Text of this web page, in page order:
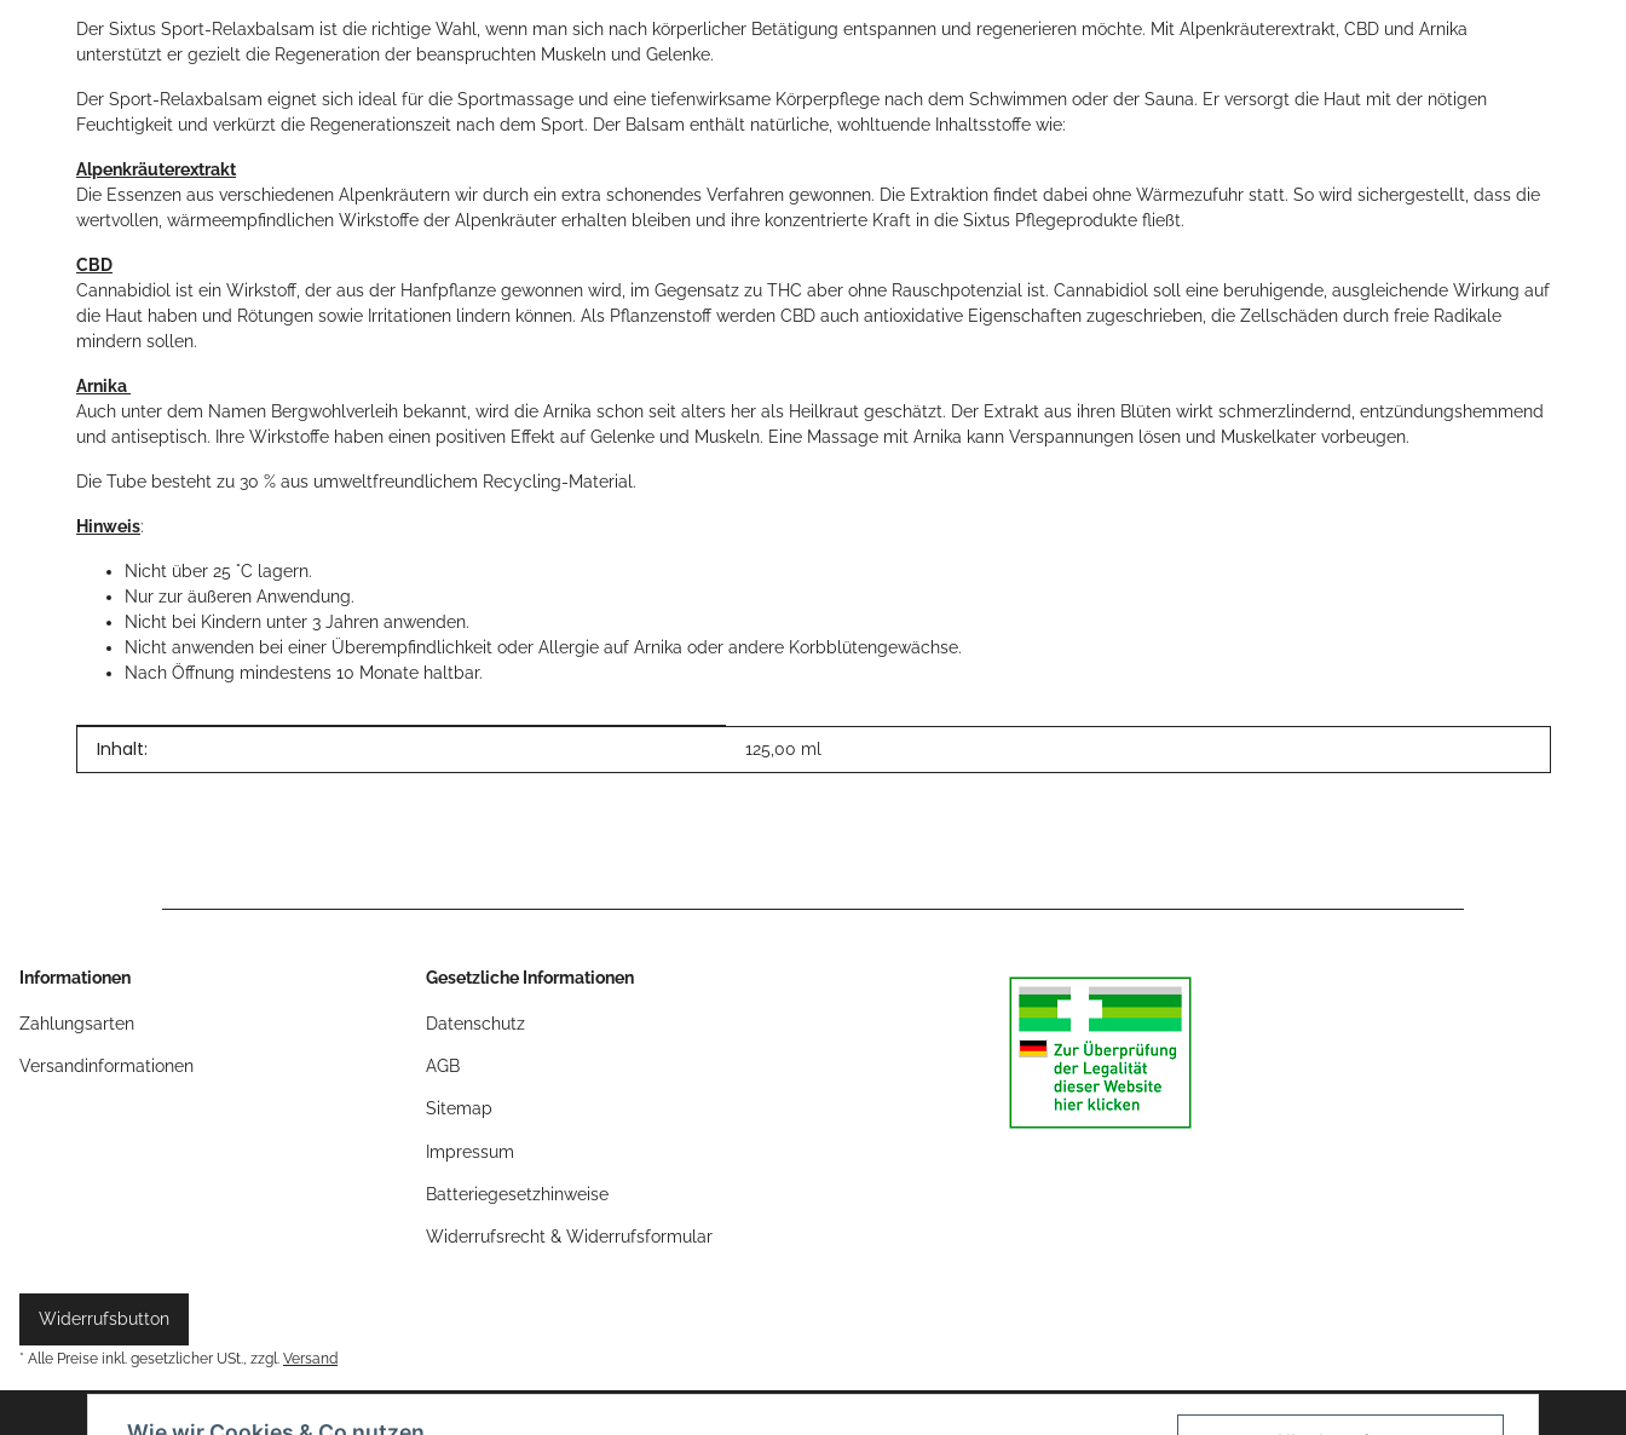
Der Sixtus Sport-Relaxbalsam ist die richtige Wahl, wenn man sich nach körperlicher Betätigung entspannen und regenerieren möchte. Mit Alpenkräuterextrakt, CBD und Arnika
unterstützt er gezielt die Regeneration der beanspruchten Muskeln und Gelenke.
Der Sport-Relaxbalsam eignet sich ideal für die Sportmassage und eine tiefenwirksame Körperpflege nach dem Schwimmen oder der Sauna. Er versorgt die Haut mit der nötigen
Feuchtigkeit und verkürzt die Regenerationszeit nach dem Sport. Der Balsam enthält natürliche, wohltuende Inhaltsstoffe wie:
Alpenkräuterextrakt
Die Essenzen aus verschiedenen Alpenkräutern wir durch ein extra schonendes Verfahren gewonnen. Die Extraktion findet dabei ohne Wärmezufuhr statt. So wird sichergestellt, dass die
wertvollen, wärmeempfindlichen Wirkstoffe der Alpenkräuter erhalten bleiben und ihre konzentrierte Kraft in die Sixtus Pflegeprodukte fließt.
CBD
Cannabidiol ist ein Wirkstoff, der aus der Hanfpflanze gewonnen wird, im Gegensatz zu THC aber ohne Rauschpotenzial ist. Cannabidiol soll eine beruhigende, ausgleichende Wirkung auf
die Haut haben und Rötungen sowie Irritationen lindern können. Als Pflanzenstoff werden CBD auch antioxidative Eigenschaften zugeschrieben, die Zellschäden durch freie Radikale
mindern sollen.
Arnika
Auch unter dem Namen Bergwohlverleih bekannt, wird die Arnika schon seit alters her als Heilkraut geschätzt. Der Extrakt aus ihren Blüten wirkt schmerzlindernd, entzündungshemmend
und antiseptisch. Ihre Wirkstoffe haben einen positiven Effekt auf Gelenke und Muskeln. Eine Massage mit Arnika kann Verspannungen lösen und Muskelkater vorbeugen.
Die Tube besteht zu 30 % aus umweltfreundlichem Recycling-Material.
Hinweis:
Nicht über 25 °C lagern.
Nur zur äußeren Anwendung.
Nicht bei Kindern unter 3 Jahren anwenden.
Nicht anwenden bei einer Überempfindlichkeit oder Allergie auf Arnika oder andere Korbblütengewächse.
Nach Öffnung mindestens 10 Monate haltbar.
Produkteigenschaft
Wert
Inhalt: 125,00 ml
Informationen
Zahlungsarten
Versandinformationen
Gesetzliche Informationen
Datenschutz
AGB
Sitemap
Impressum
Batteriegesetzhinweise
Widerrufsrecht & Widerrufsformular
Widerrufsbutton
* Alle Preise inkl. gesetzlicher USt., zzgl. Versand
Powered byJTL-Shop